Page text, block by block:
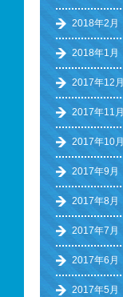
2018年2月
2018年1月
2017年12月
2017年11月
2017年10月
2017年9月
2017年8月
2017年7月
2017年6月
2017年5月